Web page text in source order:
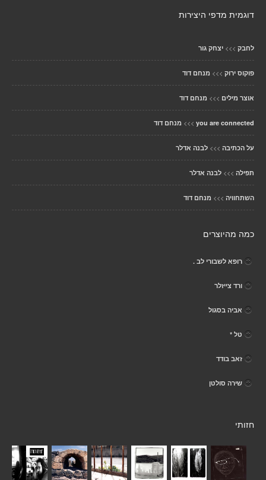
דוגמית מדפי היצירות
לחבק >>> יצחק גור
פוקוס ירוק >>> מנחם דוד
אוצר מילים >>> מנחם דוד
you are connected
>>> מנחם דוד
על הכתיבה >>> לבנה אדלר
תפילה >>> לבנה אדלר
השתחוויה >>> מנחם דוד
כמה מהיוצרים
רופא לשבורי לב .
ורד צייזלר
אביה בסגול
טל *
זאב בודד
שירה סולטן
חזותי